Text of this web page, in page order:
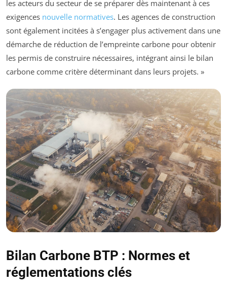
les acteurs du secteur de se préparer dès maintenant à ces
exigences nouvelle normatives. Les agences de construction
sont également incitées à s’engager plus activement dans une
démarche de réduction de l’empreinte carbone pour obtenir
les permis de construire nécessaires, intégrant ainsi le bilan
carbone comme critère déterminant dans leurs projets. »
Bilan Carbone BTP : Normes et
réglementations clés